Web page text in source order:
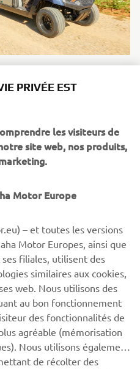
PRIVÉE EST
les visiteurs de
site web, nos produits,
Motor Europe
– et toutes les versions
Motor Europes, ainsi que
filiales, utilisent des
similaires aux cookies,
web. Nous utilisons des
au bon fonctionnement
des fonctionnalités de
agréable (mémorisation
Nous utilisons également
de récolter des